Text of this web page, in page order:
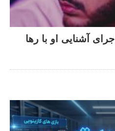
آشنایی او با رها